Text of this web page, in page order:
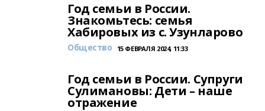
Год семьи в России.
Знакомьтесь: семья
Хабировых из с. Узунларово
Общество 15 ФЕВРАЛЯ 2024, 11:33
Год семьи в России. Супруги
Сулимановы: Дети – наше
отражение